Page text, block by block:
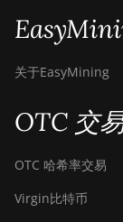
关于EasyMining
OTC 交
OTC 哈希率交易
Virgin比特币